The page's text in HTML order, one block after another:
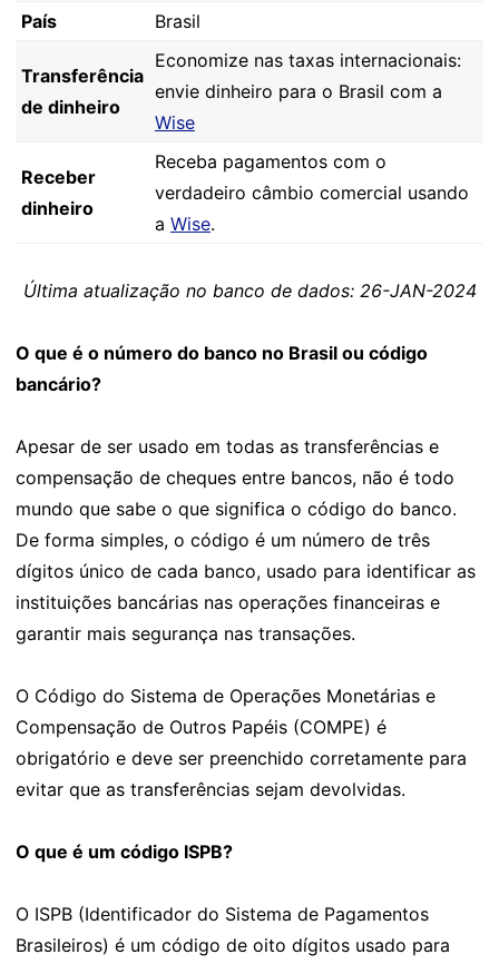
País
Brasil
Transferência
de dinheiro
Economize nas taxas internacionais:
envie dinheiro para o Brasil com a
Wise
Receber
dinheiro
Receba pagamentos com o
verdadeiro câmbio comercial usando
a Wise.
Última atualização no banco de dados: 26-JAN-2024
O que é o número do banco no Brasil ou código
bancário?
Apesar de ser usado em todas as transferências e
compensação de cheques entre bancos, não é todo
mundo que sabe o que significa o código do banco.
De forma simples, o código é um número de três
dígitos único de cada banco, usado para identificar as
instituições bancárias nas operações financeiras e
garantir mais segurança nas transações.
O Código do Sistema de Operações Monetárias e
Compensação de Outros Papéis (COMPE) é
obrigatório e deve ser preenchido corretamente para
evitar que as transferências sejam devolvidas.
O que é um código ISPB?
O ISPB (Identificador do Sistema de Pagamentos
Brasileiros) é um código de oito dígitos usado para